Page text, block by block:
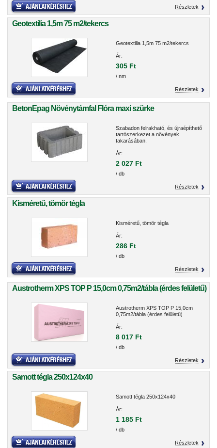
Részletek
Geotextilia 1,5m 75 m2/tekercs
Geotextilia 1,5m 75 m2/tekercs
Ár:
305 Ft
/ nm
Részletek
BetonEpag Növénytámfal Flóra maxi szürke
Szabadon felrakható, és újraépíthető
tartószerkezet a növények
takarásában.
Ár:
2 027 Ft
/ db
Részletek
Kisméretű, tömör tégla
Kisméretű, tömör tégla
Ár:
286 Ft
/ db
Részletek
Austrotherm XPS TOP P 15,0cm 0,75m2/tábla (érdes felületű)
Austrotherm XPS TOP P 15,0cm
0,75m2/tábla (érdes felületű)
Ár:
8 017 Ft
/ db
Részletek
Samott tégla 250x124x40
Samott tégla 250x124x40
Ár:
1 185 Ft
/ db
Részletek